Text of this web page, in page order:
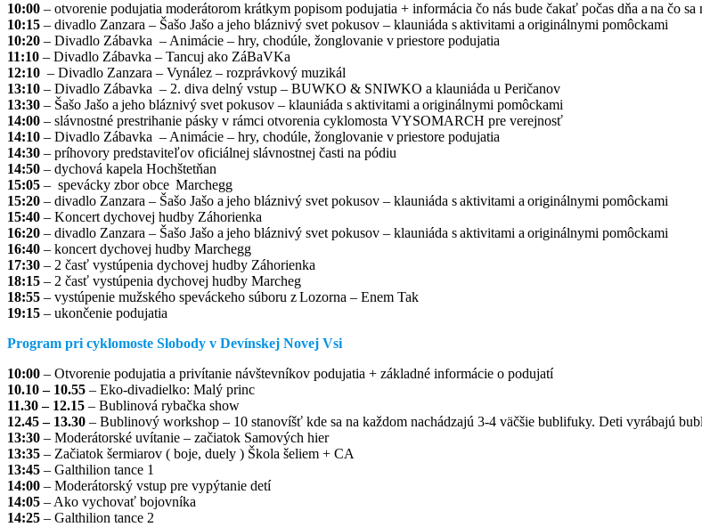
10:00 – otvorenie podujatia moderátorom krátkym popisom podujatia + informácia čo nás bude čakať počas dňa a na čo
10:15 – divadlo Zanzara – Šašo Jašo a jeho bláznivý svet pokusov – klauniáda s aktivitami a originálnymi pomôckami
10:20 – Divadlo Zábavka – Animácie – hry, chodúle, žonglovanie v priestore podujatia
11:10 – Divadlo Zábavka – Tancuj ako ZáBaVKa
12:10 – Divadlo Zanzara – Vynález – rozprávkový muzikál
13:10 – Divadlo Zábavka – 2. diva delný vstup – BUWKO & SNIWKO a klauniáda u Peričanov
13:30 – Šašo Jašo a jeho bláznivý svet pokusov – klauniáda s aktivitami a originálnymi pomôckami
14:00 – slávnostné prestrihanie pásky v rámci otvorenia cyklomosta VYSOMARCH pre verejnosť
14:10 – Divadlo Zábavka – Animácie – hry, chodúle, žonglovanie v priestore podujatia
14:30 – príhovory predstaviteľov oficiálnej slávnostnej časti na pódiu
14:50 – dychová kapela Hochštetňan
15:05 – spevácky zbor obce Marchegg
15:20 – divadlo Zanzara – Šašo Jašo a jeho bláznivý svet pokusov – klauniáda s aktivitami a originálnymi pomôckami
15:40 – Koncert dychovej hudby Záhorienka
16:20 – divadlo Zanzara – Šašo Jašo a jeho bláznivý svet pokusov – klauniáda s aktivitami a originálnymi pomôckami
16:40 – koncert dychovej hudby Marchegg
17:30 – 2 časť vystúpenia dychovej hudby Záhorienka
18:15 – 2 časť vystúpenia dychovej hudby Marcheg
18:55 – vystúpenie mužského speváckeho súboru z Lozorna – Enem Tak
19:15 – ukončenie podujatia
Program pri cyklomoste Slobody v Devínskej Novej Vsi
10:00 – Otvorenie podujatia a privítanie návštevníkov podujatia + základné informácie o podujatí
10.10 – 10.55 – Eko-divadielko: Malý princ
11.30 – 12.15 – Bublinová rybačka show
12.45 – 13.30 – Bublinový workshop – 10 stanovíšť kde sa na každom nachádzajú 3-4 väčšie bublifuky. Deti vyrábajú
13:30 – Moderátorské uvítanie – začiatok Samových hier
13:35 – Začiatok šermiarov ( boje, duely ) Škola šeliem + CA
13:45 – Galthilion tance 1
14:00 – Moderátorský vstup pre vypýtanie detí
14:05 – Ako vychovať bojovníka
14:25 – Galthilion tance 2